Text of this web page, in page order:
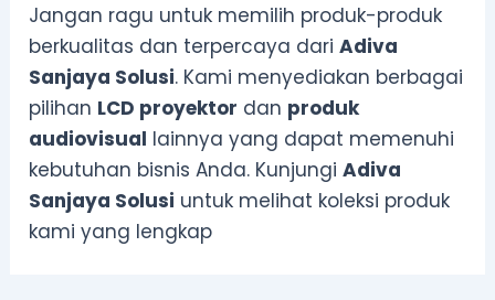
Jangan ragu untuk memilih produk-produk
berkualitas dan terpercaya dariAdiva
Sanjaya Solusi. Kami menyediakan berbagai
pilihan LCD proyektor dan produk
audiovisual lainnya yang dapat memenuhi
kebutuhan bisnis Anda. KunjungiAdiva
Sanjaya Solusi untuk melihat koleksi produk
kami yang lengkap